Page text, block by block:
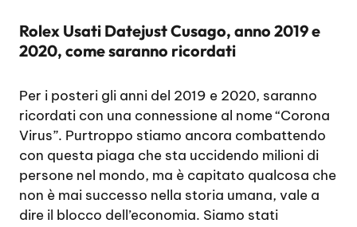
Rolex Usati Datejust Cusago, anno 2019 e
2020, come saranno ricordati
Per i posteri gli anni del 2019 e 2020, saranno
ricordati con una connessione al nome “Corona
Virus”. Purtroppo stiamo ancora combattendo
con questa piaga che sta uccidendo milioni di
persone nel mondo, ma è capitato qualcosa che
non è mai successo nella storia umana, vale a
dire il blocco dell’economia. Siamo stati